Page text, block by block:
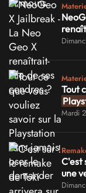
Tout
Mardi
C'est
une